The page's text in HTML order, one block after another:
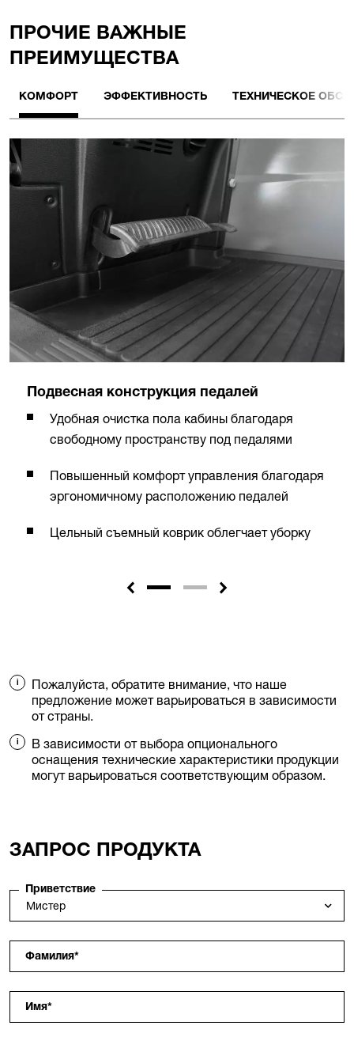
ПРОЧИЕ BАЖНЫЕ
ПРЕИМУЩЕСТВА
КОМФОРТ ЭФФЕКТИВНОСТЬ ТЕХНИЧЕСКОЕ
Подвесная конструкция педалей
Удобная очистка пола кабины благодаря
свободному пространству под педалями
Повышенный комфорт управления благодаря
эргономичному расположению педалей
Цельный съемный коврик облегчает уборку
Пожалуйста, обратите внимание, что наше
предложение может варьироваться в зависимости
от страны.
В зависимости от выбора опционального
оснащения технические характеристики продукции
могут варьироваться соответствующим образом.
ЗАПРОС ПРОДУКТА
Приветствие
Фамилия*
Имя*